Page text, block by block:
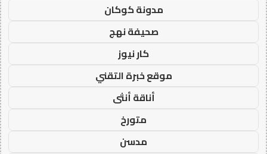
مدونة كوكان
صحيفة نهج
كار نيوز
موقع خبرة التقني
أناقة أنثى
متورخ
مدسن